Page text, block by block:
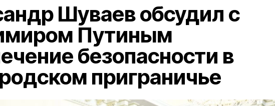
Шуваев обсудил с
Путиным
безопасности в
приграничье